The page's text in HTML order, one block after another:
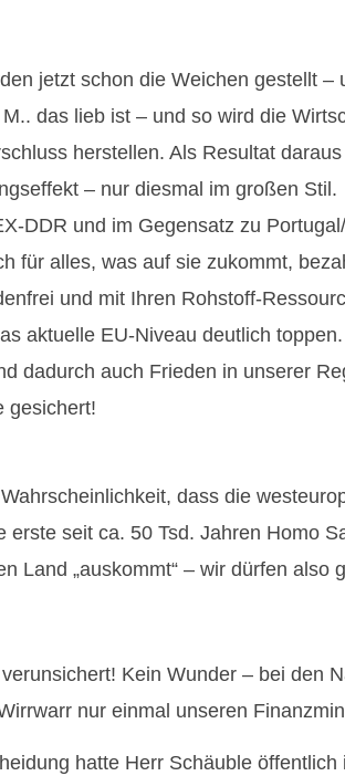
jetzt schon die Weichen gestellt –
das lieb ist – und so wird die
herstellen. Als Resultat
– nur diesmal im großen Stil.
DDR und im Gegensatz zu
für alles, was auf sie zukommt,
und mit Ihren Rohstoff-
aktuelle EU-Niveau deutlich toppen.
dadurch auch Frieden in unserer
gesichert!
dass die
erste seit ca. 50 Tsd. Jahren Homo
Land „auskommt“ – wir dürfen also
Kein Wunder – bei den
nur einmal unseren
hatte Herr Schäuble öffentlich